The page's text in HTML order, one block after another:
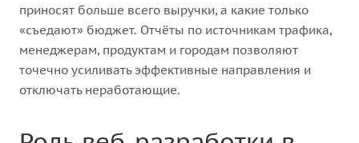
приносят больше всего выручки, а какие только
«съедают» бюджет. Отчёты по источникам трафика,
менеджерам, продуктам и городам позволяют
точечно усиливать эффективные направления и
отключать неработающие.